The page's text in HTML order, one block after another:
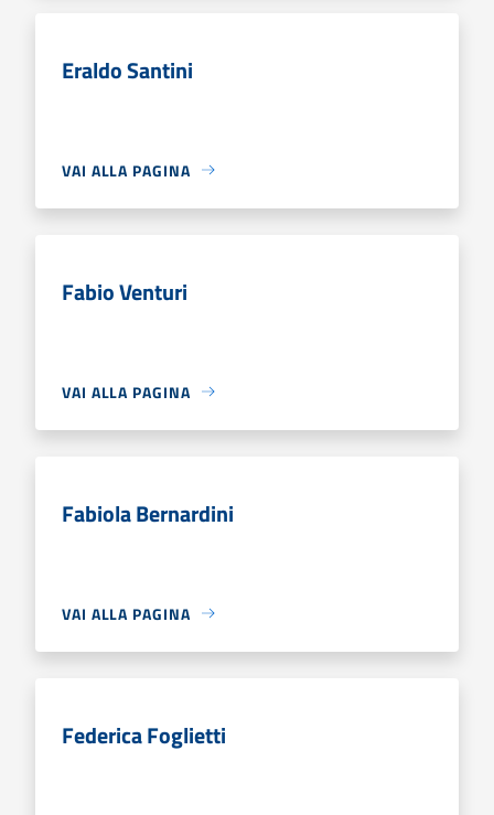
Eraldo Santini
VAI ALLA PAGINA
Fabio Venturi
VAI ALLA PAGINA
Fabiola Bernardini
VAI ALLA PAGINA
Federica Foglietti